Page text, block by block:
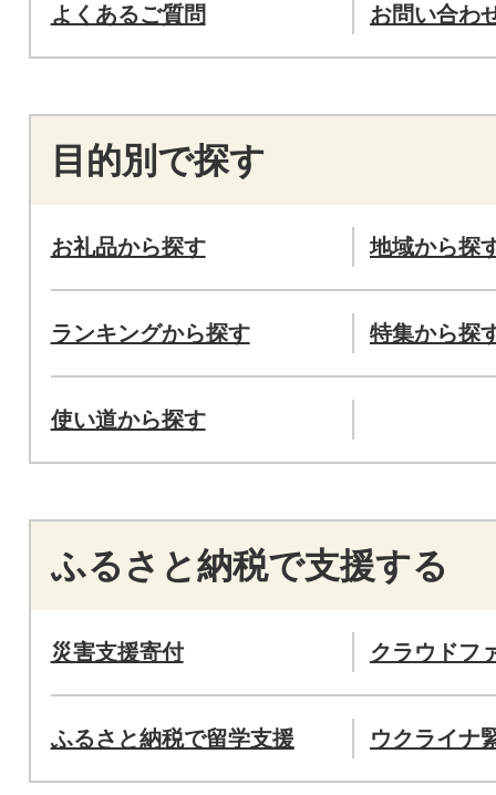
よくあるご質問 お問い合わ
目的別で探す
お礼品から探す 地域から探
ランキングから探す 特集から探
使い道から探す
ふるさと納税で支援する
災害支援寄付 クラウドフ
ふるさと納税で留学支援 ウクライナ